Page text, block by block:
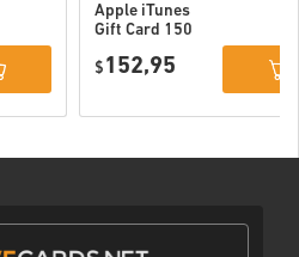
Apple iTunes
Gift Card 150
$ 152,95